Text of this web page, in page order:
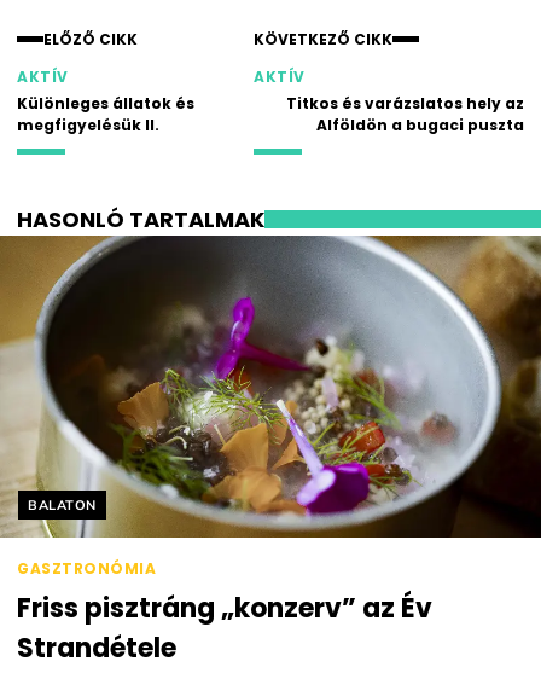
ELŐZŐ CIKK
AKTÍV
Különleges állatok és
megfigyelésük II.
KÖVETKEZŐ CIKK
AKTÍV
Titkos és varázslatos hely az
Alföldön a bugaci puszta
HASONLÓ TARTALMAK
Helyszín címkék:
BALATON
GASZTRONÓMIA
Friss pisztráng „konzerv” az Év
Strandétele